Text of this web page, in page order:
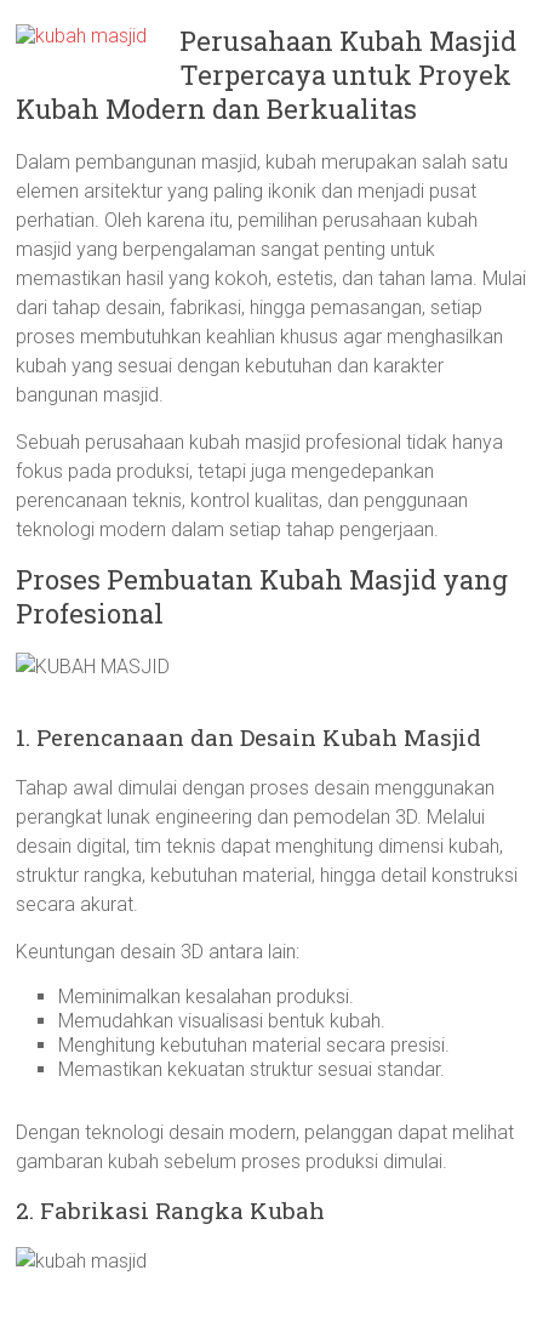
Perusahaan Kubah Masjid
Terpercaya untuk Proyek
Kubah Modern dan Berkualitas
Dalam pembangunan masjid, kubah merupakan salah satu
elemen arsitektur yang paling ikonik dan menjadi pusat
perhatian. Oleh karena itu, pemilihan perusahaan kubah
masjid yang berpengalaman sangat penting untuk
memastikan hasil yang kokoh, estetis, dan tahan lama. Mulai
dari tahap desain, fabrikasi, hingga pemasangan, setiap
proses membutuhkan keahlian khusus agar menghasilkan
kubah yang sesuai dengan kebutuhan dan karakter
bangunan masjid.
Sebuah perusahaan kubah masjid profesional tidak hanya
fokus pada produksi, tetapi juga mengedepankan
perencanaan teknis, kontrol kualitas, dan penggunaan
teknologi modern dalam setiap tahap pengerjaan.
Proses Pembuatan Kubah Masjid yang
Profesional
1. Perencanaan dan Desain Kubah Masjid
Tahap awal dimulai dengan proses desain menggunakan
perangkat lunak engineering dan pemodelan 3D. Melalui
desain digital, tim teknis dapat menghitung dimensi kubah,
struktur rangka, kebutuhan material, hingga detail konstruksi
secara akurat.
Keuntungan desain 3D antara lain:
Meminimalkan kesalahan produksi.
Memudahkan visualisasi bentuk kubah.
Menghitung kebutuhan material secara presisi.
Memastikan kekuatan struktur sesuai standar.
Dengan teknologi desain modern, pelanggan dapat melihat
gambaran kubah sebelum proses produksi dimulai.
2. Fabrikasi Rangka Kubah